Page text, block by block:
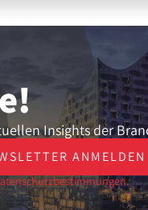
Insights der
ANMELDEN